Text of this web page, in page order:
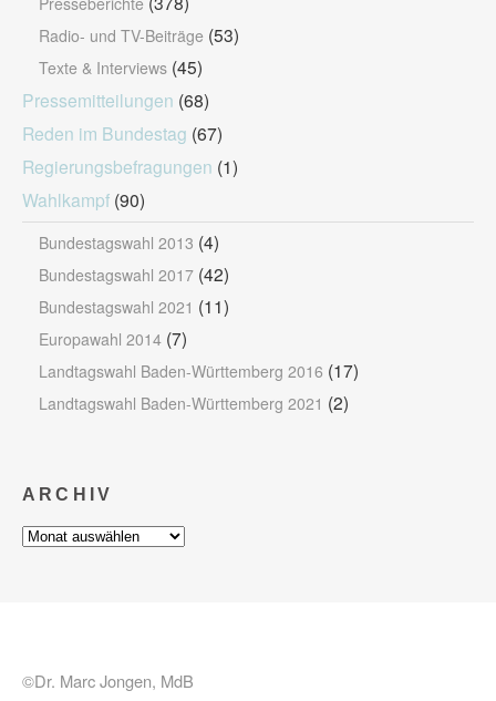
Radio- und TV-Beiträge (53)
Texte & Interviews (45)
Pressemitteilungen (68)
Reden im Bundestag (67)
Regierungsbefragungen (1)
Wahlkampf (90)
Bundestagswahl 2013 (4)
Bundestagswahl 2017 (42)
Bundestagswahl 2021 (11)
Europawahl 2014 (7)
Landtagswahl Baden-Württemberg 2016 (17)
Landtagswahl Baden-Württemberg 2021 (2)
ARCHIV
Archiv
©Dr. Marc Jongen, MdB